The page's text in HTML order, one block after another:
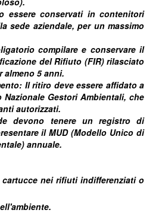
essere conservati in contenitori
sede aziendale, per un massimo
compilare e conservare il
del Rifiuto (FIR) rilasciato
almeno 5 anni.
Il ritiro deve essere affidato a
Gestori Ambientali, che
autorizzati.
devono tenere un registro di
il MUD (Modello Unico di
annuale.
nei rifiuti indifferenziati o